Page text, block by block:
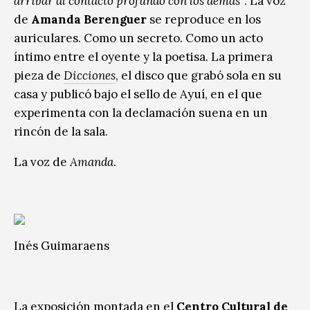
de Amanda Berenguer se reproduce en los
auriculares. Como un secreto. Como un acto
íntimo entre el oyente y la poetisa. La primera
pieza de Dicciones, el disco que grabó sola en su
casa y publicó bajo el sello de Ayuí, en el que
experimenta con la declamación suena en un
rincón de la sala.
La voz deAmanda.
Inés Guimaraens
La exposición montada en el Centro Cultural de